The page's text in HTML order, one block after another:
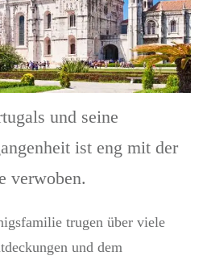
und seine
ist eng mit der
verwoben.
trugen über viele
und dem